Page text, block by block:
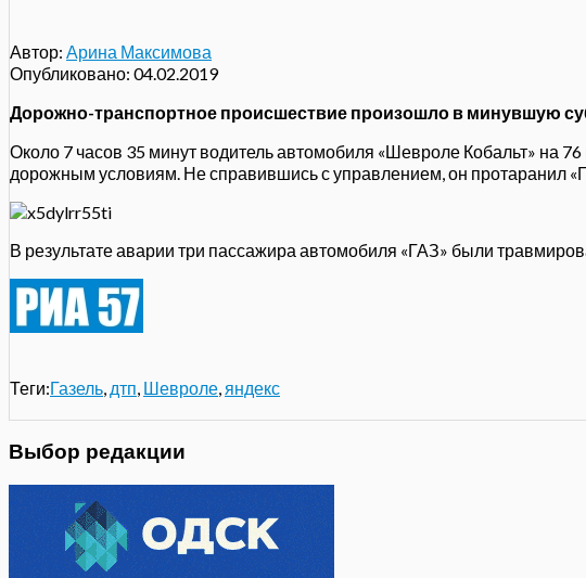
Автор: Арина Максимова
Опубликовано: 04.02.2019
Дорожно-транспортное происшествие произошло в минувшую
Около 7 часов 35 минут водитель автомобиля «Шевроле Кобальт» на
дорожным условиям. Не справившись с управлением, он протаранил
В результате аварии три пассажира автомобиля «ГАЗ» были
Теги:Газель дтп Шевроле яндекс
Выбор редакции